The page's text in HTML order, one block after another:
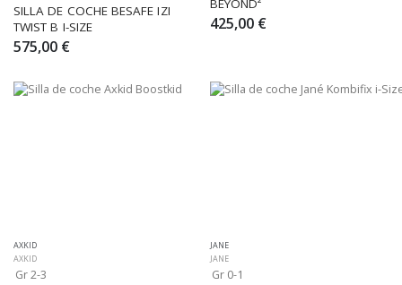
SILLA DE COCHE BESAFE IZI
TWIST B I-SIZE
575,00 €
BEYOND²
425,00 €
AXKID
AXKID
Gr 2-3
JANE
JANE
Gr 0-1